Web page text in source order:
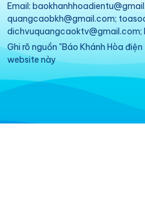
Email:
quangcaobkh@gmail.com;
dichvuquangcaoktv@gmail.com;
Ghi rõ nguồn "Báo Khánh Hòa
website này